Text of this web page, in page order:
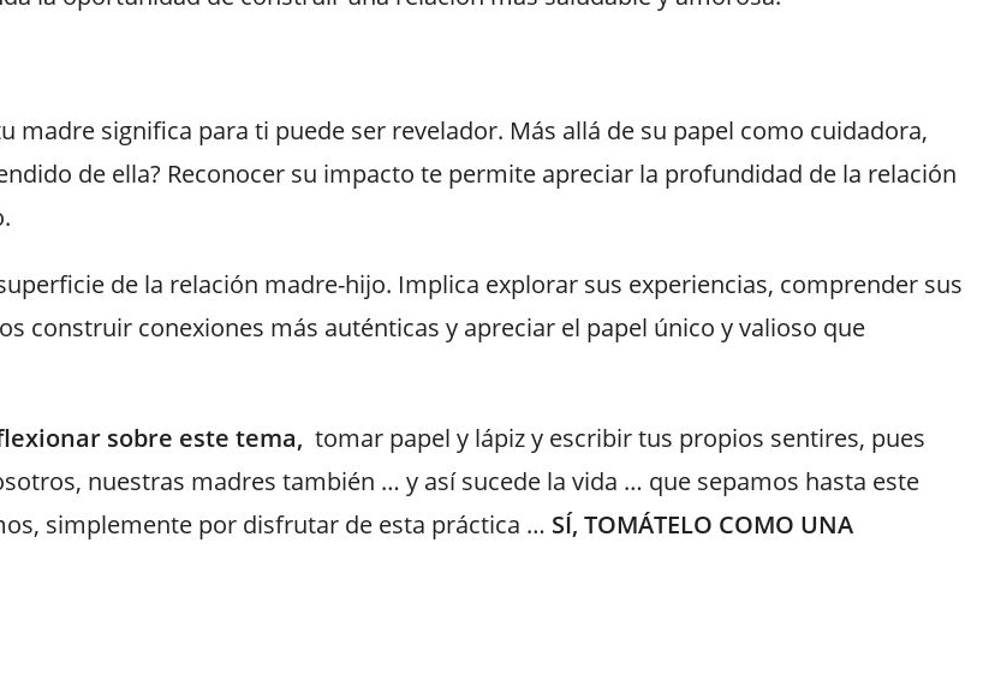
significa para ti puede ser revelador. Más allá de su papel como cuidadora,
de ella? Reconocer su impacto te permite apreciar la profundidad de la relación
de la relación madre-hijo. Implica explorar sus experiencias, comprender sus
construir conexiones más auténticas y apreciar el papel único y valioso que
sobre este tema, tomar papel y lápiz y escribir tus propios sentires, pues
nuestras madres también … y así sucede la vida … que sepamos hasta este
simplemente por disfrutar de esta práctica … SÍ, TOMÁTELO COMO UNA